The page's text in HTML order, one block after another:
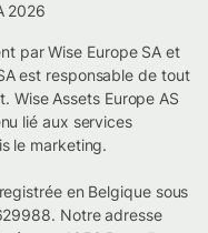
2026
par Wise Europe SA et
est responsable de tout
Wise Assets Europe AS
lié aux services
le marketing.
en Belgique sous
Notre adresse